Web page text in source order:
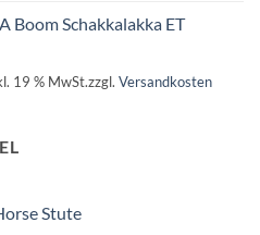
Boom Schakkalakka ET
19 % MwSt.zzgl. Versandkosten
Stute